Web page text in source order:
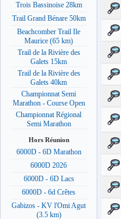
Trois Bassinoise 28km
Trail Grand Bénare 50km
Beachcomber Trail Ile
Maurice (65 km)
Trail de la Rivière des
Galets 15km
Trail de la Rivière des
Galets 40km
Championnat Semi
Marathon - Course Open
Championnat Régional
Semi Marathon
Hors Réunion
6000D - 6D Marathon
6000D 2026
6000D - 6D Lacs
6000D - 6d Crêtes
Gabizos - KV l'Omi Agut
(3.5 km)